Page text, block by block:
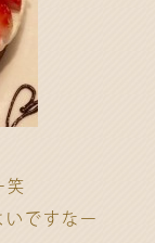
笑
ですなー